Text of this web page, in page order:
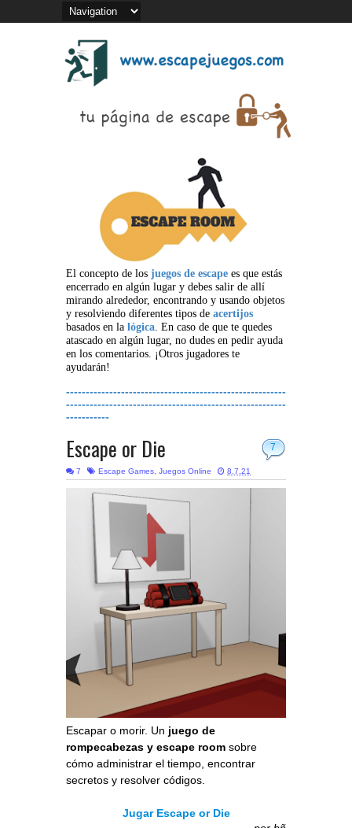
El concepto de los juegos de escape es que estás
encerrado en algún lugar y debes salir de allí
mirando alrededor, encontrando y usando objetos
y resolviendo diferentes tipos de acertijos
basados en la lógica. En caso de que te quedes
atascado en algún lugar, no dudes en pedir ayuda
en los comentarios. ¡Otros jugadores te
ayudarán!
--------------------------------------------------------
--------------------------------------------------------
-----------
7
Escape or Die
7 Escape Games, Juegos Online 8.7.21
Escapar o morir. Un juego de
rompecabezas y escape room sobre
cómo administrar el tiempo, encontrar
secretos y resolver códigos.
Jugar Escape or Die